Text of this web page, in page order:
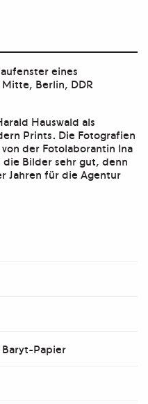
eines
Berlin, DDR
Hauswald als
Prints. Die Fotografien
der Fotolaborantin Ina
Bilder sehr gut, denn
Jahren für die Agentur
Papier